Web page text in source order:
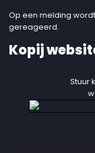
Op een melding
gereageerd.
Kopij
Stuur